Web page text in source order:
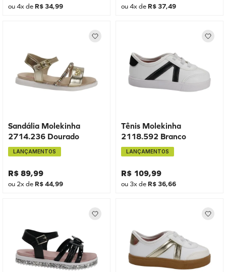
ou4x de R$ 34,99 ou4x de R$ 37,49
Sandália Molekinha
2714.236 Dourado
LANÇAMENTOS
R$ 89,99
ou 2x de R$44,99
Tênis Molekinha
2118.592 Branco
LANÇAMENTOS
R$ 109,99
ou 3x de R$ 36,66